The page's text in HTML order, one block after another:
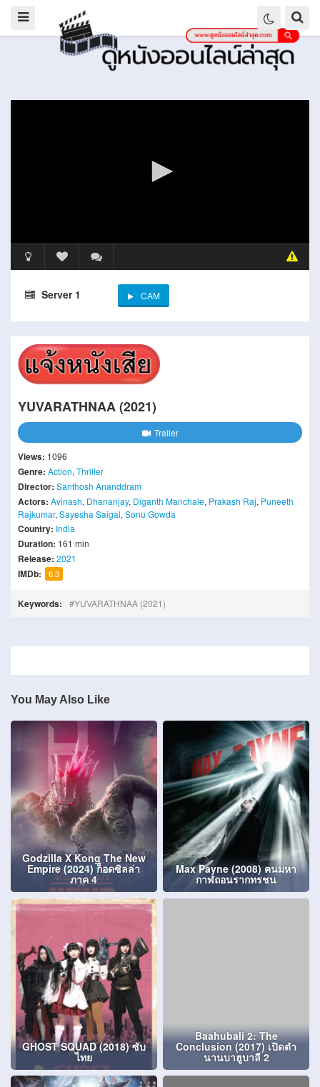
Server 1 CAM
YUVARATHNAA (2021)
Trailer
Views: 1096
Genre: Action, Thriller
Director: Santhosh Ananddram
Actors: Avinash, Dhananjay, Diganth Manchale, Prakash Raj, Puneeth
Rajkumar, Sayesha Saigal, Sonu Gowda
Country: India
Duration: 161 min
Release: 2021
IMDb: 6.3
Keywords: YUVARATHNAA (2021)
You May Also Like
Godzilla X Kong The New
Empire (2024) ก็อดซิลล่า
ภาค 4
Max Payne (2008) ฅนมหา
กาฬถอนรากทรชน
GHOST SQUAD (2018) ซับ
ไทย
Baahubali 2: The
Conclusion (2017) เปิดตำ
นานบาฮูบาลี 2